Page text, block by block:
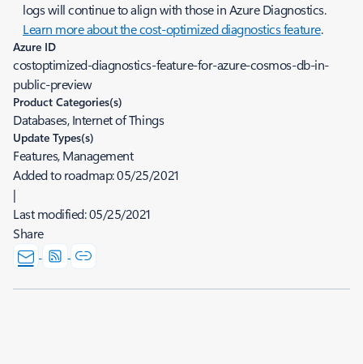
logs will continue to align with those in Azure Diagnostics.
Learn more about the cost-optimized diagnostics feature.
Azure ID
costoptimized-diagnostics-feature-for-azure-cosmos-db-in-
public-preview
Product Categories(s)
Databases, Internet of Things
Update Types(s)
Features, Management
Added to roadmap:05/25/2021
|
Last modified:05/25/2021
Share